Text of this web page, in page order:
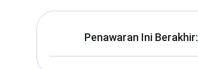
Penawaran Ini Berakhir: